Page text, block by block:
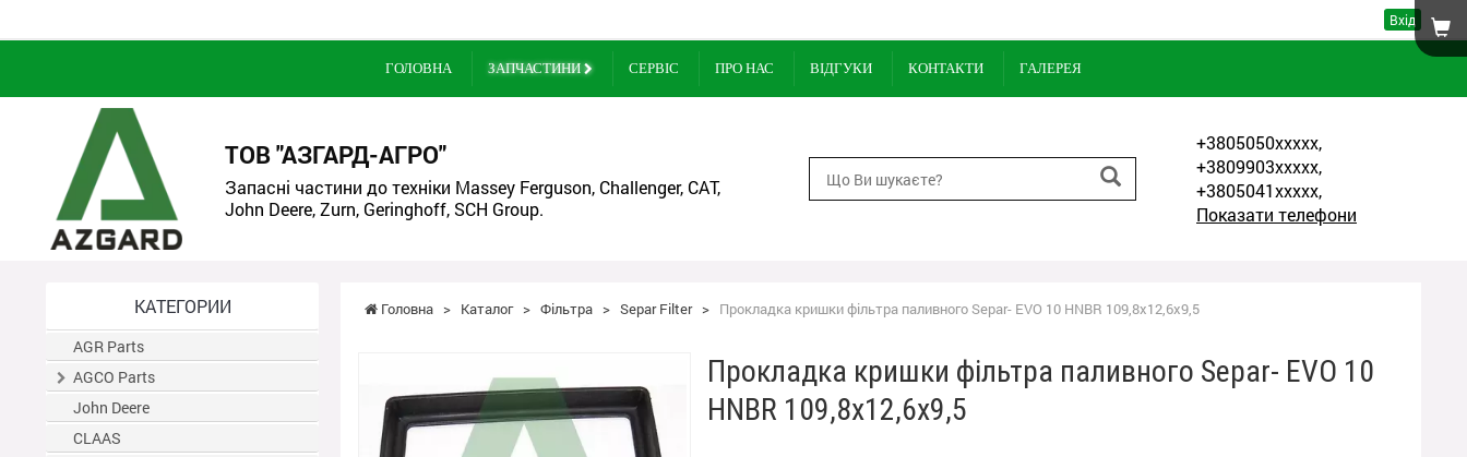
Вхід
ГОЛОВНА ЗАПЧАСТИНИ СЕРВІС ПРО НАС ВІДГУКИ КОНТАКТИ ГАЛЕРЕЯ
ТОВ "АЗГАРД-АГРО"
Запасні частини до техніки Massey Ferguson, Challenger, CAT,
John Deere, Zurn, Geringhoff, SCH Group.
+3805050xxxxx,
+3809903xxxxx,
+3805041xxxxx,
Показати телефони
Головна > Каталог > Фільтра > Separ Filter > Прокладка кришки фільтра паливного Separ- EVO 10 HNBR 109,8x12,6x9,5
Прокладка кришки фільтра паливного Separ- EVO 10
HNBR 109,8x12,6x9,5
КАТЕГОРИИ
AGR Parts
AGCO Parts
John Deere
CLAAS